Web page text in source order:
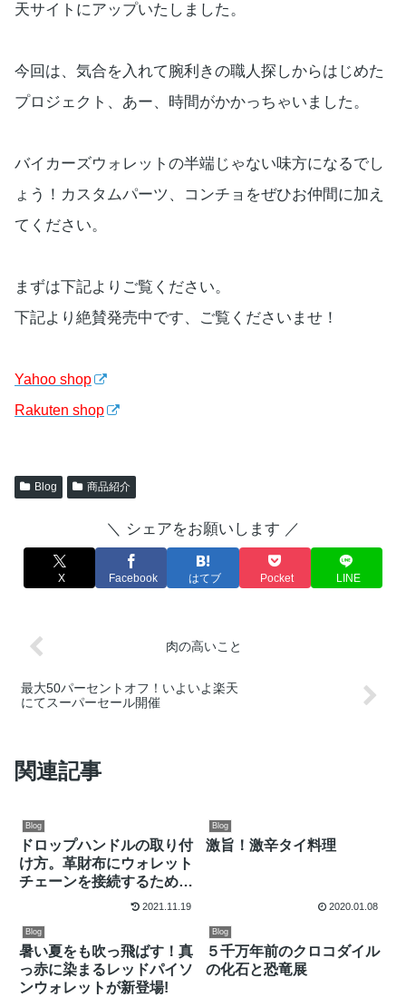
天サイトにアップいたしました。
今回は、気合を入れて腕利きの職人探しからはじめた
プロジェクト、あー、時間がかかっちゃいました。
バイカーズウォレットの半端じゃない味方になるでし
ょう！カスタムパーツ、コンチョをぜひお仲間に加え
てください。
まずは下記よりご覧ください。
下記より絶賛発売中です、ご覧くださいませ！
Yahoo shop
Rakuten shop
Blog 商品紹介
＼ シェアをお願いします ／
X Facebook はてブ Pocket LINE
肉の高いこと
最大50パーセントオフ！いよいよ楽天
にてスーパーセール開催
関連記事
Blog
ドロップハンドルの取り付
け方。革財布にウォレット
チェーンを接続するために
2021.11.19
Blog
激旨！激辛タイ料理
2020.01.08
Blog
暑い夏をも吹っ飛ばす！真
っ赤に染まるレッドパイソ
ンウォレットが新登場!
Blog
５千万年前のクロコダイル
の化石と恐竜展